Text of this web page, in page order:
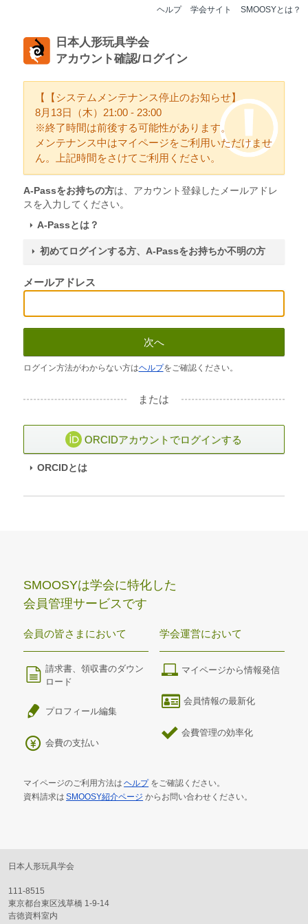
ヘルプ 学会サイト SMOOSYとは？
日本人形玩具学会
アカウント確認/ログイン
【【システムメンテナンス停止のお知らせ】
8月13日（木）21:00 - 23:00
※終了時間は前後する可能性があります。
メンテナンス中はマイページをご利用いただけませ
ん。上記時間をさけてご利用ください。
A-Passをお持ちの方は、アカウント登録したメールアドレ
スを入力してください。
A-Passとは？
初めてログインする方、A-Passをお持ちか不明の方
メールアドレス
次へ
ログイン方法がわからない方はヘルプをご確認ください。
または
ORCIDアカウントでログインする
ORCIDとは
SMOOSYは学会に特化した
会員管理サービスです
会員の皆さまにおいて
請求書、領収書のダウン
ロード
プロフィール編集
会費の支払い
学会運営において
マイページから情報発信
会員情報の最新化
会費管理の効率化
マイページのご利用方法は ヘルプ をご確認ください。
資料請求は SMOOSY紹介ページ からお問い合わせください。
日本人形玩具学会
111-8515
東京都台東区浅草橋 1-9-14
吉徳資料室内